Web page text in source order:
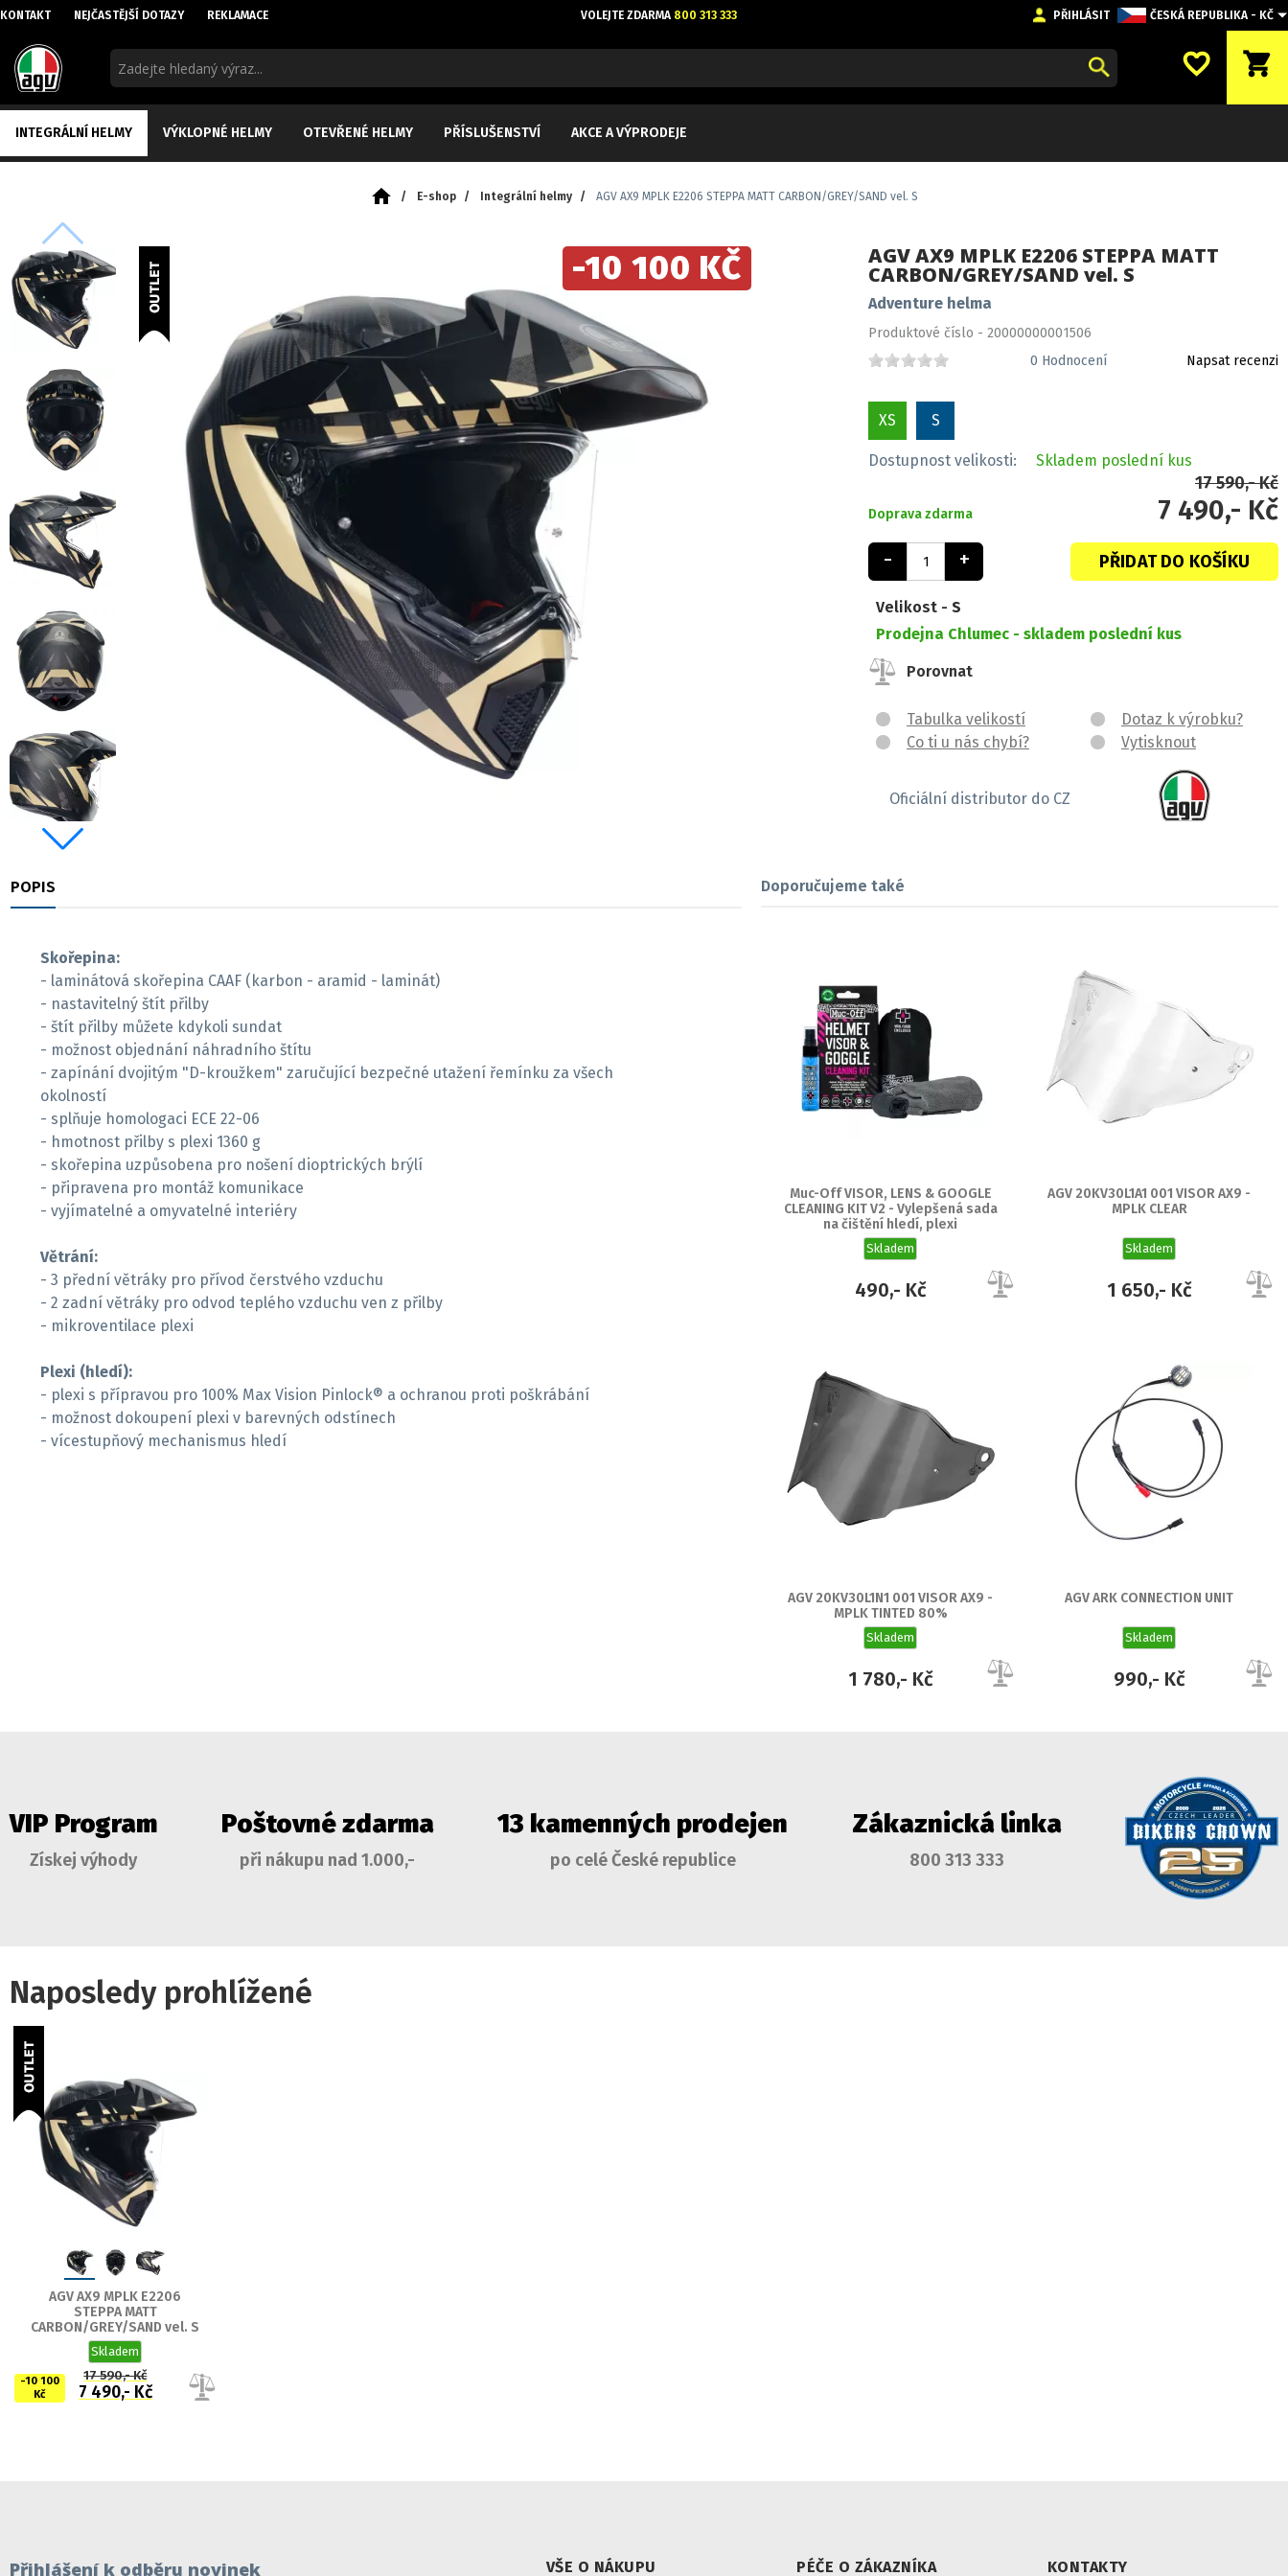
KONTAKT NEJČASTĚJŠÍ DOTAZY REKLAMACE VOLEJTE ZDARMA 800 313 333 PŘIHLÁSIT ČESKÁ REPUBLIKA - KČ
favorite_border shopping_cart
INTEGRÁLNÍ HELMY VÝKLOPNÉ HELMY OTEVŘENÉ HELMY PŘÍSLUŠENSTVÍ AKCE A VÝPRODEJE
/ E-shop / Integrální helmy / AGV AX9 MPLK E2206 STEPPA MATT CARBON/GREY/SAND vel. S
-10 100 KČ AGV AX9 MPLK E2206 STEPPA MATT
CARBON/GREY/SAND vel. S
Adventure helma
Produktové číslo - 20000000001506
0 Hodnocení Napsat recenzi
XS S
Dostupnost velikosti: Skladem poslední kus
Doprava zdarma
17 590,- Kč
7 490,- Kč
- + PŘIDAT DO KOŠÍKU
Velikost - S
Prodejna Chlumec - skladem poslední kus
Porovnat
Tabulka velikostí
Co ti u nás chybí?
Dotaz k výrobku?
Vytisknout
Oficiální distributor do CZ
POPIS
Skořepina:
- laminátová skořepina CAAF (karbon - aramid - laminát)
- nastavitelný štít přilby
- štít přilby můžete kdykoli sundat
- možnost objednání náhradního štítu
- zapínání dvojitým "D-kroužkem" zaručující bezpečné utažení řemínku za všech
okolností
- splňuje homologaci ECE 22-06
- hmotnost přilby s plexi 1360 g
- skořepina uzpůsobena pro nošení dioptrických brýlí
- připravena pro montáž komunikace
- vyjímatelné a omyvatelné interiéry
Větrání:
- 3 přední větráky pro přívod čerstvého vzduchu
- 2 zadní větráky pro odvod teplého vzduchu ven z přilby
- mikroventilace plexi
Plexi (hledí):
- plexi s přípravou pro 100% Max Vision Pinlock® a ochranou proti poškrábání
- možnost dokoupení plexi v barevných odstínech
- vícestupňový mechanismus hledí
Doporučujeme také
Muc-Off VISOR, LENS & GOOGLE
CLEANING KIT V2 - Vylepšená sada
na čištění hledí, plexi
Skladem
490,- Kč
AGV 20KV30L1A1 001 VISOR AX9 -
MPLK CLEAR
Skladem
1 650,- Kč
AGV 20KV30L1N1 001 VISOR AX9 -
MPLK TINTED 80%
Skladem
1 780,- Kč
AGV ARK CONNECTION UNIT
Skladem
990,- Kč
VIP Program
Získej výhody
Poštovné zdarma
při nákupu nad 1.000,-
13 kamenných prodejen
po celé České republice
Zákaznická linka
800 313 333
Naposledy prohlížené
AGV AX9 MPLK E2206
STEPPA MATT
CARBON/GREY/SAND vel. S
Skladem
-10 100
Kč
17 590,- Kč
7 490,- Kč
Přihlášení k odběru novinek VŠE O NÁKUPU PÉČE O ZÁKAZNÍKA KONTAKTY